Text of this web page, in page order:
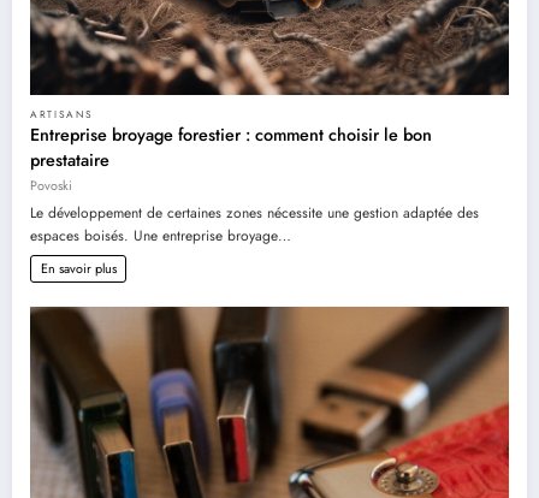
ARTISANS
Entreprise broyage forestier : comment choisir le bon
prestataire
Povoski
Le développement de certaines zones nécessite une gestion adaptée des
espaces boisés. Une entreprise broyage…
En savoir plus